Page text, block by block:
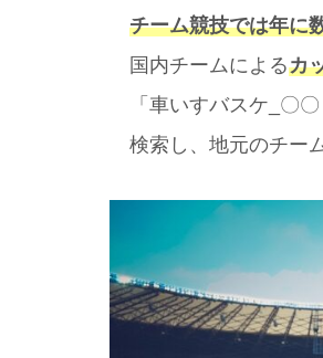
チーム競技では年に
国内チームによるカ
「車いすバスケ_〇〇
検索し、地元のチー